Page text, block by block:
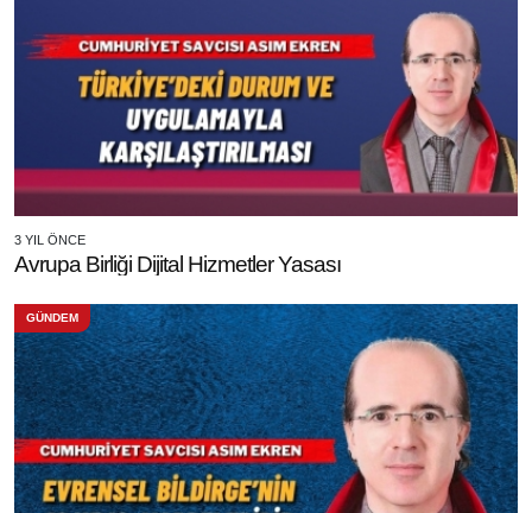
3 YIL ÖNCE
Avrupa Birliği Dijital Hizmetler Yasası
GÜNDEM